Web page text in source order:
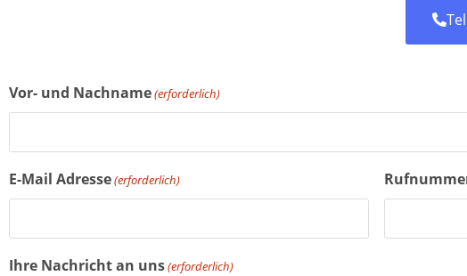
Vor- und Nachname(erforderlich)
E-Mail Adresse(erforderlich)
Ihre Nachricht an uns(erforderlich)